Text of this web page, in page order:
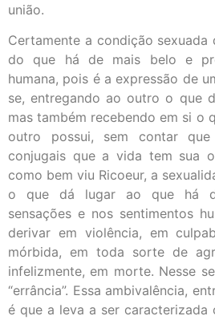
união.
Certamente a condição sexuada
do que há de mais belo e
humana, pois é a expressão de
se, entregando ao outro o que
mas também recebendo em si o
outro possui, sem contar
conjugais que a vida tem sua
como bem viu Ricoeur, a
o que dá lugar ao que há
sensações e nos sentimentos
derivar em violência, em
mórbida, em toda sorte de
infelizmente, em morte. Nesse
“errância”. Essa ambivalência,
é que a leva a ser caracterizada